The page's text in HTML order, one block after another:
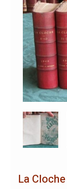
La